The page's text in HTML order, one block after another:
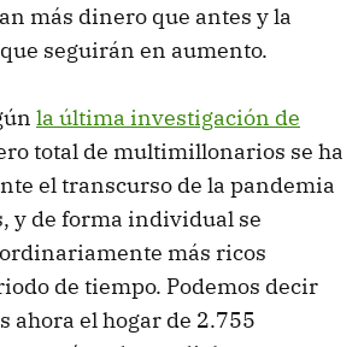
más dinero que antes y la
seguirán en aumento.
la última investigación de
total de multimillonarios se ha
el transcurso de la pandemia
y de forma individual se
más ricos
de tiempo. Podemos decir
ahora el hogar de 2.755